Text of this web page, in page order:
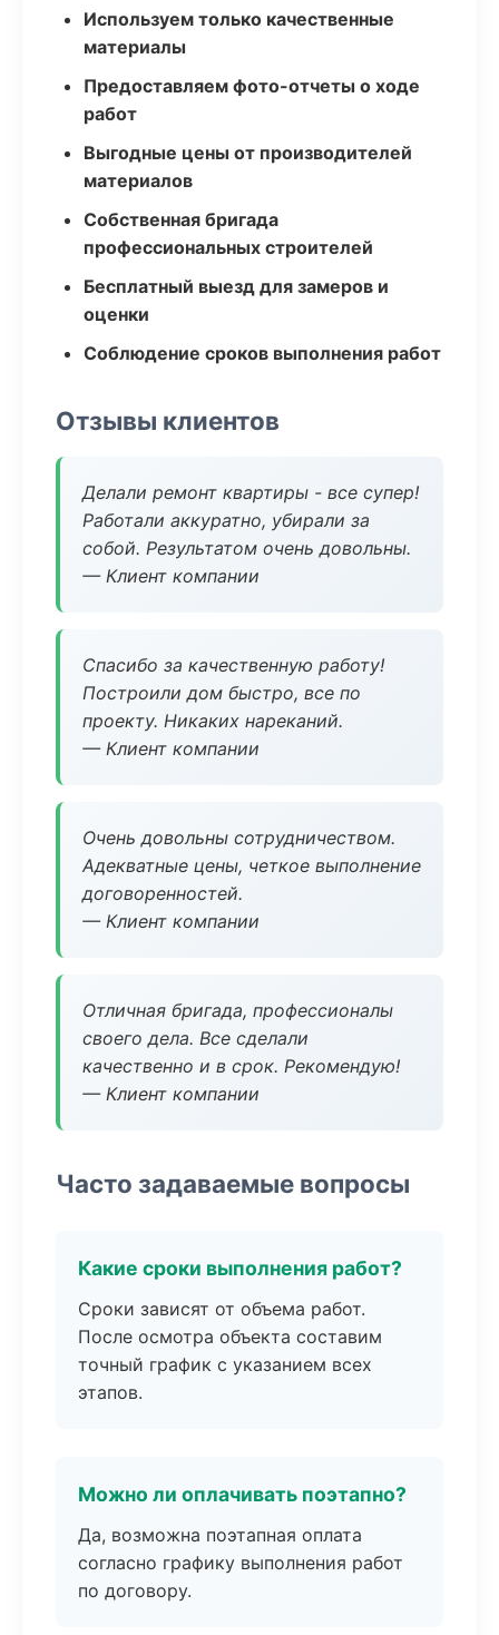
Используем только качественные
материалы
Предоставляем фото-отчеты о ходе
работ
Выгодные цены от производителей
материалов
Собственная бригада
профессиональных строителей
Бесплатный выезд для замеров и
оценки
Соблюдение сроков выполнения работ
Отзывы клиентов
Делали ремонт квартиры - все супер!
Работали аккуратно, убирали за
собой. Результатом очень довольны.
— Клиент компании
Спасибо за качественную работу!
Построили дом быстро, все по
проекту. Никаких нареканий.
— Клиент компании
Очень довольны сотрудничеством.
Адекватные цены, четкое выполнение
договоренностей.
— Клиент компании
Отличная бригада, профессионалы
своего дела. Все сделали
качественно и в срок. Рекомендую!
— Клиент компании
Часто задаваемые вопросы
Какие сроки выполнения работ?
Сроки зависят от объема работ.
После осмотра объекта составим
точный график с указанием всех
этапов.
Можно ли оплачивать поэтапно?
Да, возможна поэтапная оплата
согласно графику выполнения работ
по договору.